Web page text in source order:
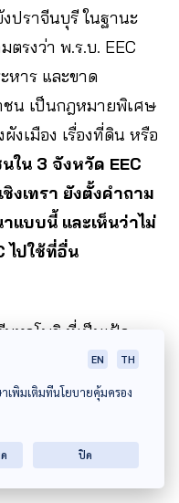
ปราจีนบุรี ในฐานะ
รงว่า พ.ร.บ. EEC
หาร และขาด
ชน เป็นกฎหมายพิเศษ
งเมือง เรื่องที่ดิน หรือ
ใน 3 จังหวัด EEC
งเทรา ยังตั้งคำถาม
แบบนี้ และเห็นว่าไม่
ไปใช้ที่อื่น
หาโพธิ ที่เป็นเป้า
องแบกรับปัญหาจาก
กว่า 90% ซึ่งหากเอา
ห้ผลกระทบหนักกว่า
EN TH
เพิ่มเติมที่นโยบายคุ้มครอง
ปิด